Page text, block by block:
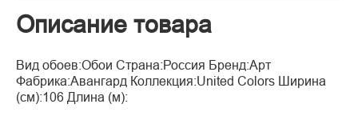
Описание товара
Вид обоев:Обои Страна:Россия Бренд:Арт
Фабрика:Авангард Коллекция:United Colors Ширина
(см):106 Длина (м):